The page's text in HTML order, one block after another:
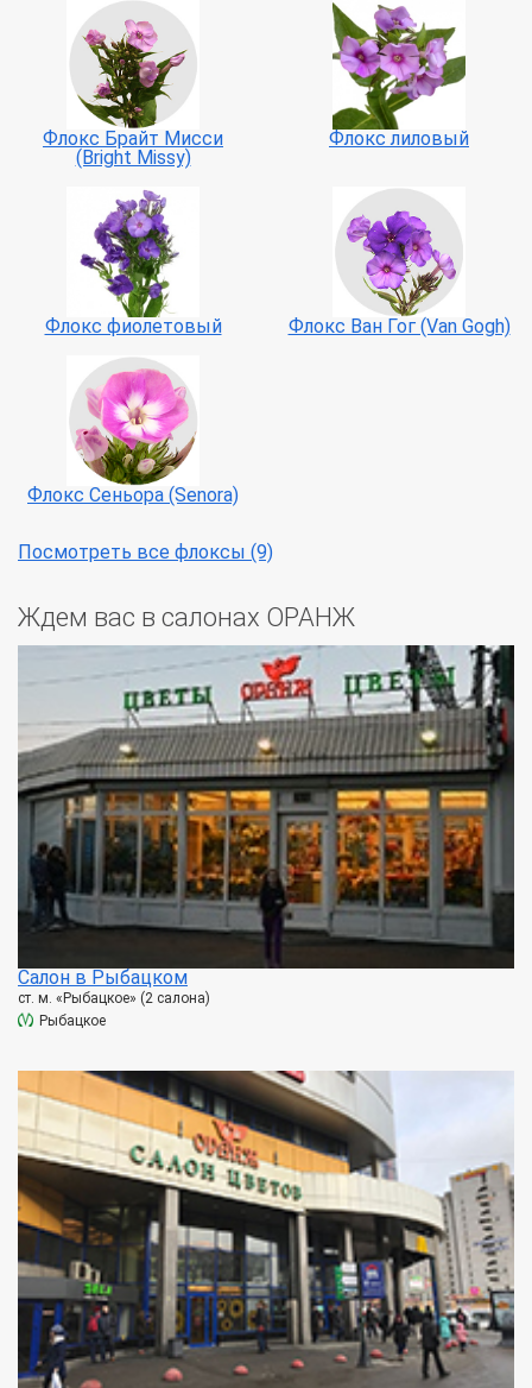
Флокс Брайт Мисси
(Bright Missy)
Флокс лиловый
Флокс фиолетовый Флокс Ван Гог (Van Gogh)
Флокс Сеньора (Senora)
Посмотреть все флоксы (9)
Ждем вас в салонах ОРАНЖ
Салон в Рыбацком
ст. м. «Рыбацкое» (2 салона)
Рыбацкое